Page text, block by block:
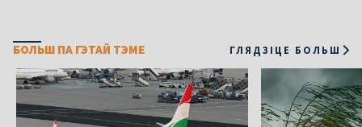
БОЛЬШ ПА ГЭТАЙ ТЭМЕ ГЛЯДЗІЦЕ БОЛЬШ